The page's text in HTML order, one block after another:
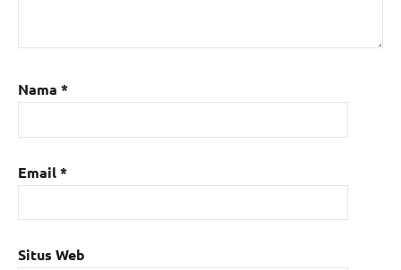
Nama *
Email*
Situs Web